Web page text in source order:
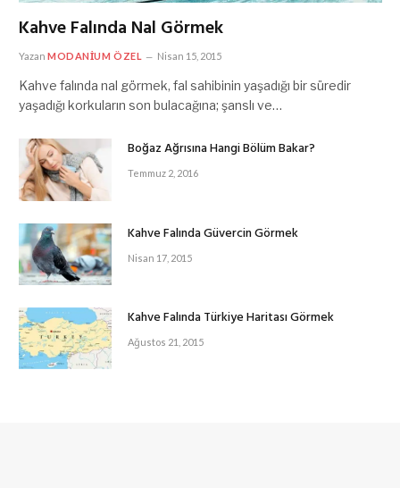
Kahve Falında Nal Görmek
Yazan MODANIUM ÖZEL Nisan 15, 2015
Kahve falında nal görmek, fal sahibinin yaşadığı bir süredir
yaşadığı korkuların son bulacağına; şanslı ve…
Boğaz Ağrısına Hangi Bölüm Bakar?
Temmuz 2, 2016
Kahve Falında Güvercin Görmek
Nisan 17, 2015
Kahve Falında Türkiye Haritası Görmek
Ağustos 21, 2015